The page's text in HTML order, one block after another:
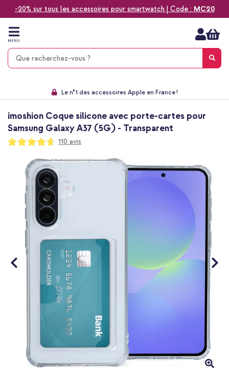
-20% sur tous les accessoires pour smartwatch | Code : MC20
Aller
contenu
MENU
9,1 venant de 17.697 avis
imoshion Coque silicone avec porte-cartes pour
Samsung Galaxy A37 (5G) - Transparent
Notation:
93
100
110 avis
galerie
d’images